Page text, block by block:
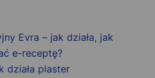
Evra – jak działa, jak
e-receptę?
działa plaster